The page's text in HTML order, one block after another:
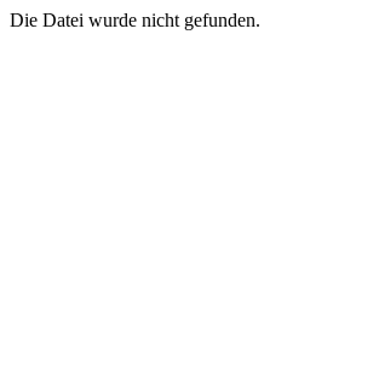
Die Datei wurde nicht gefunden.